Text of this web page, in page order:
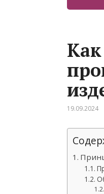
Как
19.09.2024